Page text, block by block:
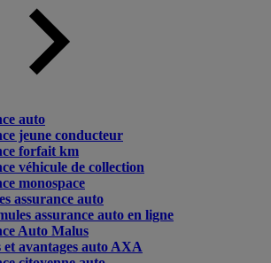
auto
jeune conducteur
forfait km
véhicule de collection
monospace
assurance auto
assurance auto en ligne
Auto Malus
et avantages auto AXA